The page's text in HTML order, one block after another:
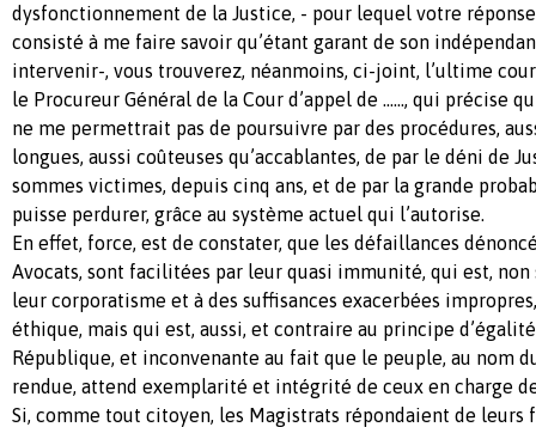
dysfonctionnement de la Justice, - pour lequel votre
consisté à me faire savoir qu’étant garant de son
intervenir-, vous trouverez, néanmoins, ci-joint, l’ultime
le Procureur Général de la Cour d’appel de ……, qui précise
ne me permettrait pas de poursuivre par des procédures,
longues, aussi coûteuses qu’accablantes, de par le déni de
sommes victimes, depuis cinq ans, et de par la grande
puisse perdurer, grâce au système actuel qui l’autorise.
En effet, force, est de constater, que les défaillances
Avocats, sont facilitées par leur quasi immunité, qui est,
leur corporatisme et à des suffisances exacerbées
éthique, mais qui est, aussi, et contraire au principe
République, et inconvenante au fait que le peuple, au nom
rendue, attend exemplarité et intégrité de ceux en charge
Si, comme tout citoyen, les Magistrats répondaient de leurs